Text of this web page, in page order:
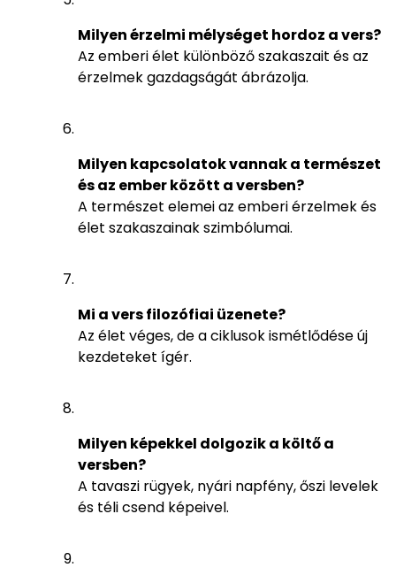
Milyen érzelmi mélységet hordoz a vers?
Az emberi élet különböző szakaszait és az
érzelmek gazdagságát ábrázolja.
Milyen kapcsolatok vannak a természet
és az ember között a versben?
A természet elemei az emberi érzelmek és
élet szakaszainak szimbólumai.
Mi a vers filozófiai üzenete?
Az élet véges, de a ciklusok ismétlődése új
kezdeteket ígér.
Milyen képekkel dolgozik a költő a
versben?
A tavaszi rügyek, nyári napfény, őszi levelek
és téli csend képeivel.